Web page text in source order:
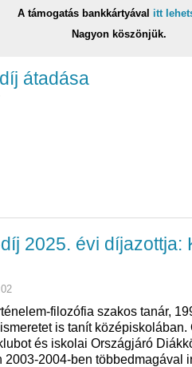
A támogatás bankkártyával itt
Nagyon köszönjük.
átadása
2025. évi díjazottja:
filozófia szakos tanár,
is tanít középiskolában.
és iskolai Országjáró
2003-2004-ben többedmagával